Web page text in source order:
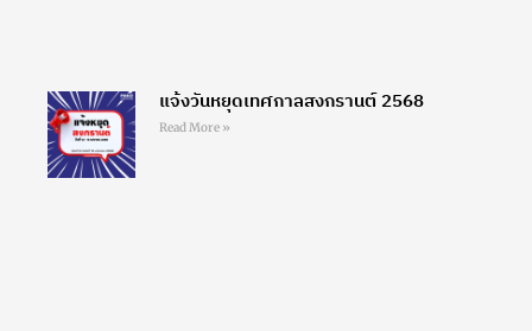
แจ้งวันหยุดเทศกาลสงกรานต์ 2568
Read More »